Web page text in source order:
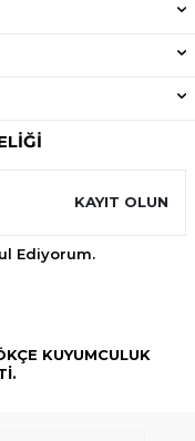
KAYIT OLUN
Ediyorum.
KUYUMCULUK